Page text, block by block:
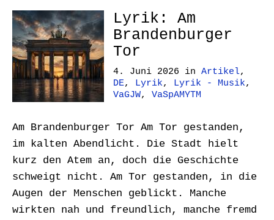
Lyrik: Am
Brandenburger
Tor
4. Juni 2026 in Artikel,
DE, Lyrik, Lyrik - Musik,
VaGJW, VaSpAMYTM
Am Brandenburger Tor Am Tor gestanden,
im kalten Abendlicht. Die Stadt hielt
kurz den Atem an, doch die Geschichte
schweigt nicht. Am Tor gestanden, in die
Augen der Menschen geblickt. Manche
wirkten nah und freundlich, manche fremd